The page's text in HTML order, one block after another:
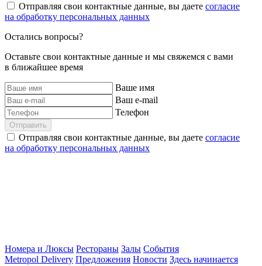
Отправляя свои контактные данные, вы даете согласие
на обработку персональных данных
Остались вопросы?
Оставьте свои контактные данные и мы свяжемся с вами
в ближайшее время
Ваше имя
Ваш e-mail
Телефон
Отправить
Отправляя свои контактные данные, вы даете согласие
на обработку персональных данных
Номера и Люксы Рестораны Залы События
Metropol Delivery Предложения Новости Здесь начинается